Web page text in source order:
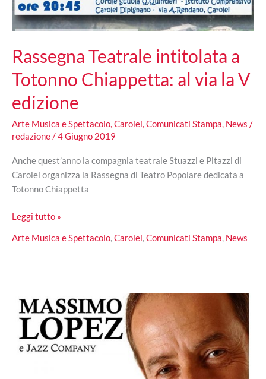
Rassegna Teatrale intitolata a
Totonno Chiappetta: al via la V
edizione
Arte Musica e Spettacolo,Carolei,Comunicati Stampa, News /
redazione/4 Giugno 2019
Anche quest’anno la compagnia teatrale Stuazzi e Pitazzi di
Carolei organizza la Rassegna di Teatro Popolare dedicata a
Totonno Chiappetta
Rassegna
intitolata
Totonno
via
Leggi tutto »
Arte Musica e Spettacolo,Carolei,Comunicati Stampa, News